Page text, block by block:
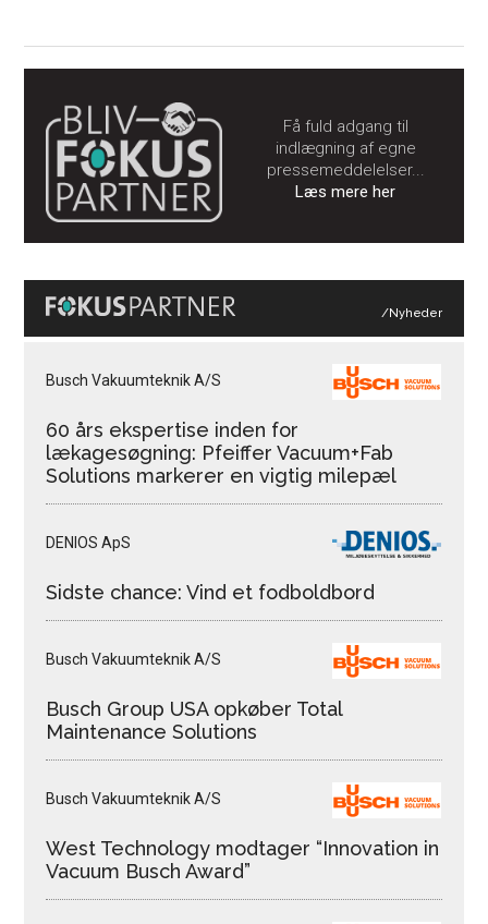
Få fuld adgang til
indlægning af egne
pressemeddelelser...
Læs mere her
/Nyheder
Busch Vakuumteknik A/S
60 års ekspertise inden for
lækagesøgning: Pfeiffer Vacuum+Fab
Solutions markerer en vigtig milepæl
DENIOS ApS
Sidste chance: Vind et fodboldbord
Busch Vakuumteknik A/S
Busch Group USA opkøber Total
Maintenance Solutions
Busch Vakuumteknik A/S
West Technology modtager “Innovation in
Vacuum Busch Award”